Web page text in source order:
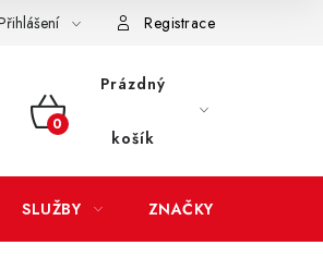
REKLAMACE ZAKOUPENÉHO ZBOŽÍ
Registrace
NÁKUPNÍ
Prázdný
košík
SLUŽBY ZNAČKY